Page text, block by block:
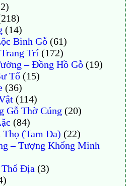
(14)
Bình Gỗ(61)
Trí(172)
– Đồng Hồ Gỗ(19)
Tổ(15)
(36)
(114)
Gỗ Thờ Cúng (20)
(84)
Thọ (Tam Đa) (22)
– Tượng Khổng Minh
Địa (3)